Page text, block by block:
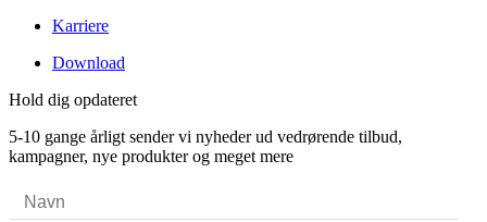
Karriere
Download
Hold dig opdateret
5-10 gange årligt sender vi nyheder ud vedrørende tilbud,
kampagner, nye produkter og meget mere